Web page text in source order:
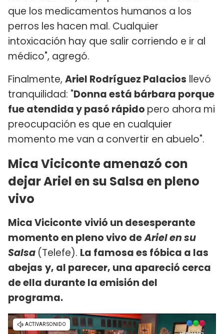
que los medicamentos humanos a los
perros les hacen mal. Cualquier
intoxicación hay que salir corriendo e ir al
médico", agregó.
Finalmente, Ariel Rodríguez Palacios llevó
tranquilidad: "Donna está bárbara porque
fue atendida y pasó rápido pero ahora mi
preocupación es que en cualquier
momento me van a convertir en abuelo".
Mica Viciconte amenazó con
dejar Ariel en su Salsa en pleno
vivo
Mica Vicicontevivió un desesperante
momento en pleno vivo deAriel en su
Salsa (Telefe). La famosa es fóbica a las
abejas y, al parecer, una apareció cerca
de ella durante la emisión del
programa.